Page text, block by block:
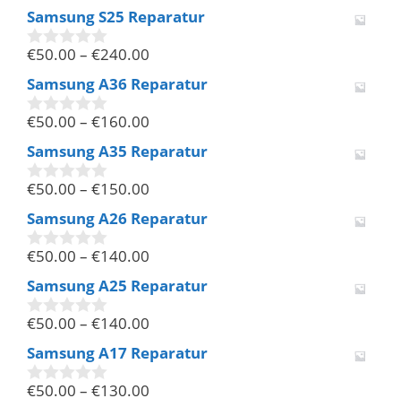
o
n
5
Samsung S25 Reparatur
0
o
n
5
€50.00 – €240.00
Samsung A36 Reparatur
0
o
n
5
€50.00 – €160.00
Samsung A35 Reparatur
0
o
n
5
€50.00 – €150.00
Samsung A26 Reparatur
0
o
n
5
€50.00 – €140.00
Samsung A25 Reparatur
0
o
n
5
€50.00 – €140.00
Samsung A17 Reparatur
0
€50.00 – €130.00